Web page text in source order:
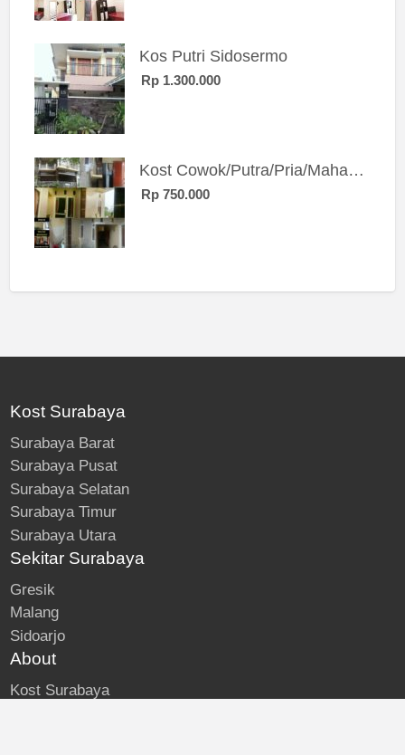
Kos Putri Sidosermo
Rp 1.300.000
Kost Cowok/Putra/Pria/Mahasiswa/Karyawan SIngle eksklusif bangunan baru
Rp 750.000
Kost Surabaya
Surabaya Barat
Surabaya Pusat
Surabaya Selatan
Surabaya Timur
Surabaya Utara
Sekitar Surabaya
Gresik
Malang
Sidoarjo
About
Kost Surabaya